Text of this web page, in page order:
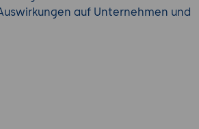
auf Unternehmen und